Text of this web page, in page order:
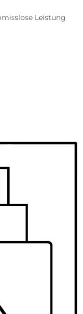
Leistung